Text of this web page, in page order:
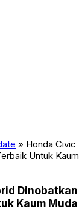
» Honda Civic
Untuk
Kaum